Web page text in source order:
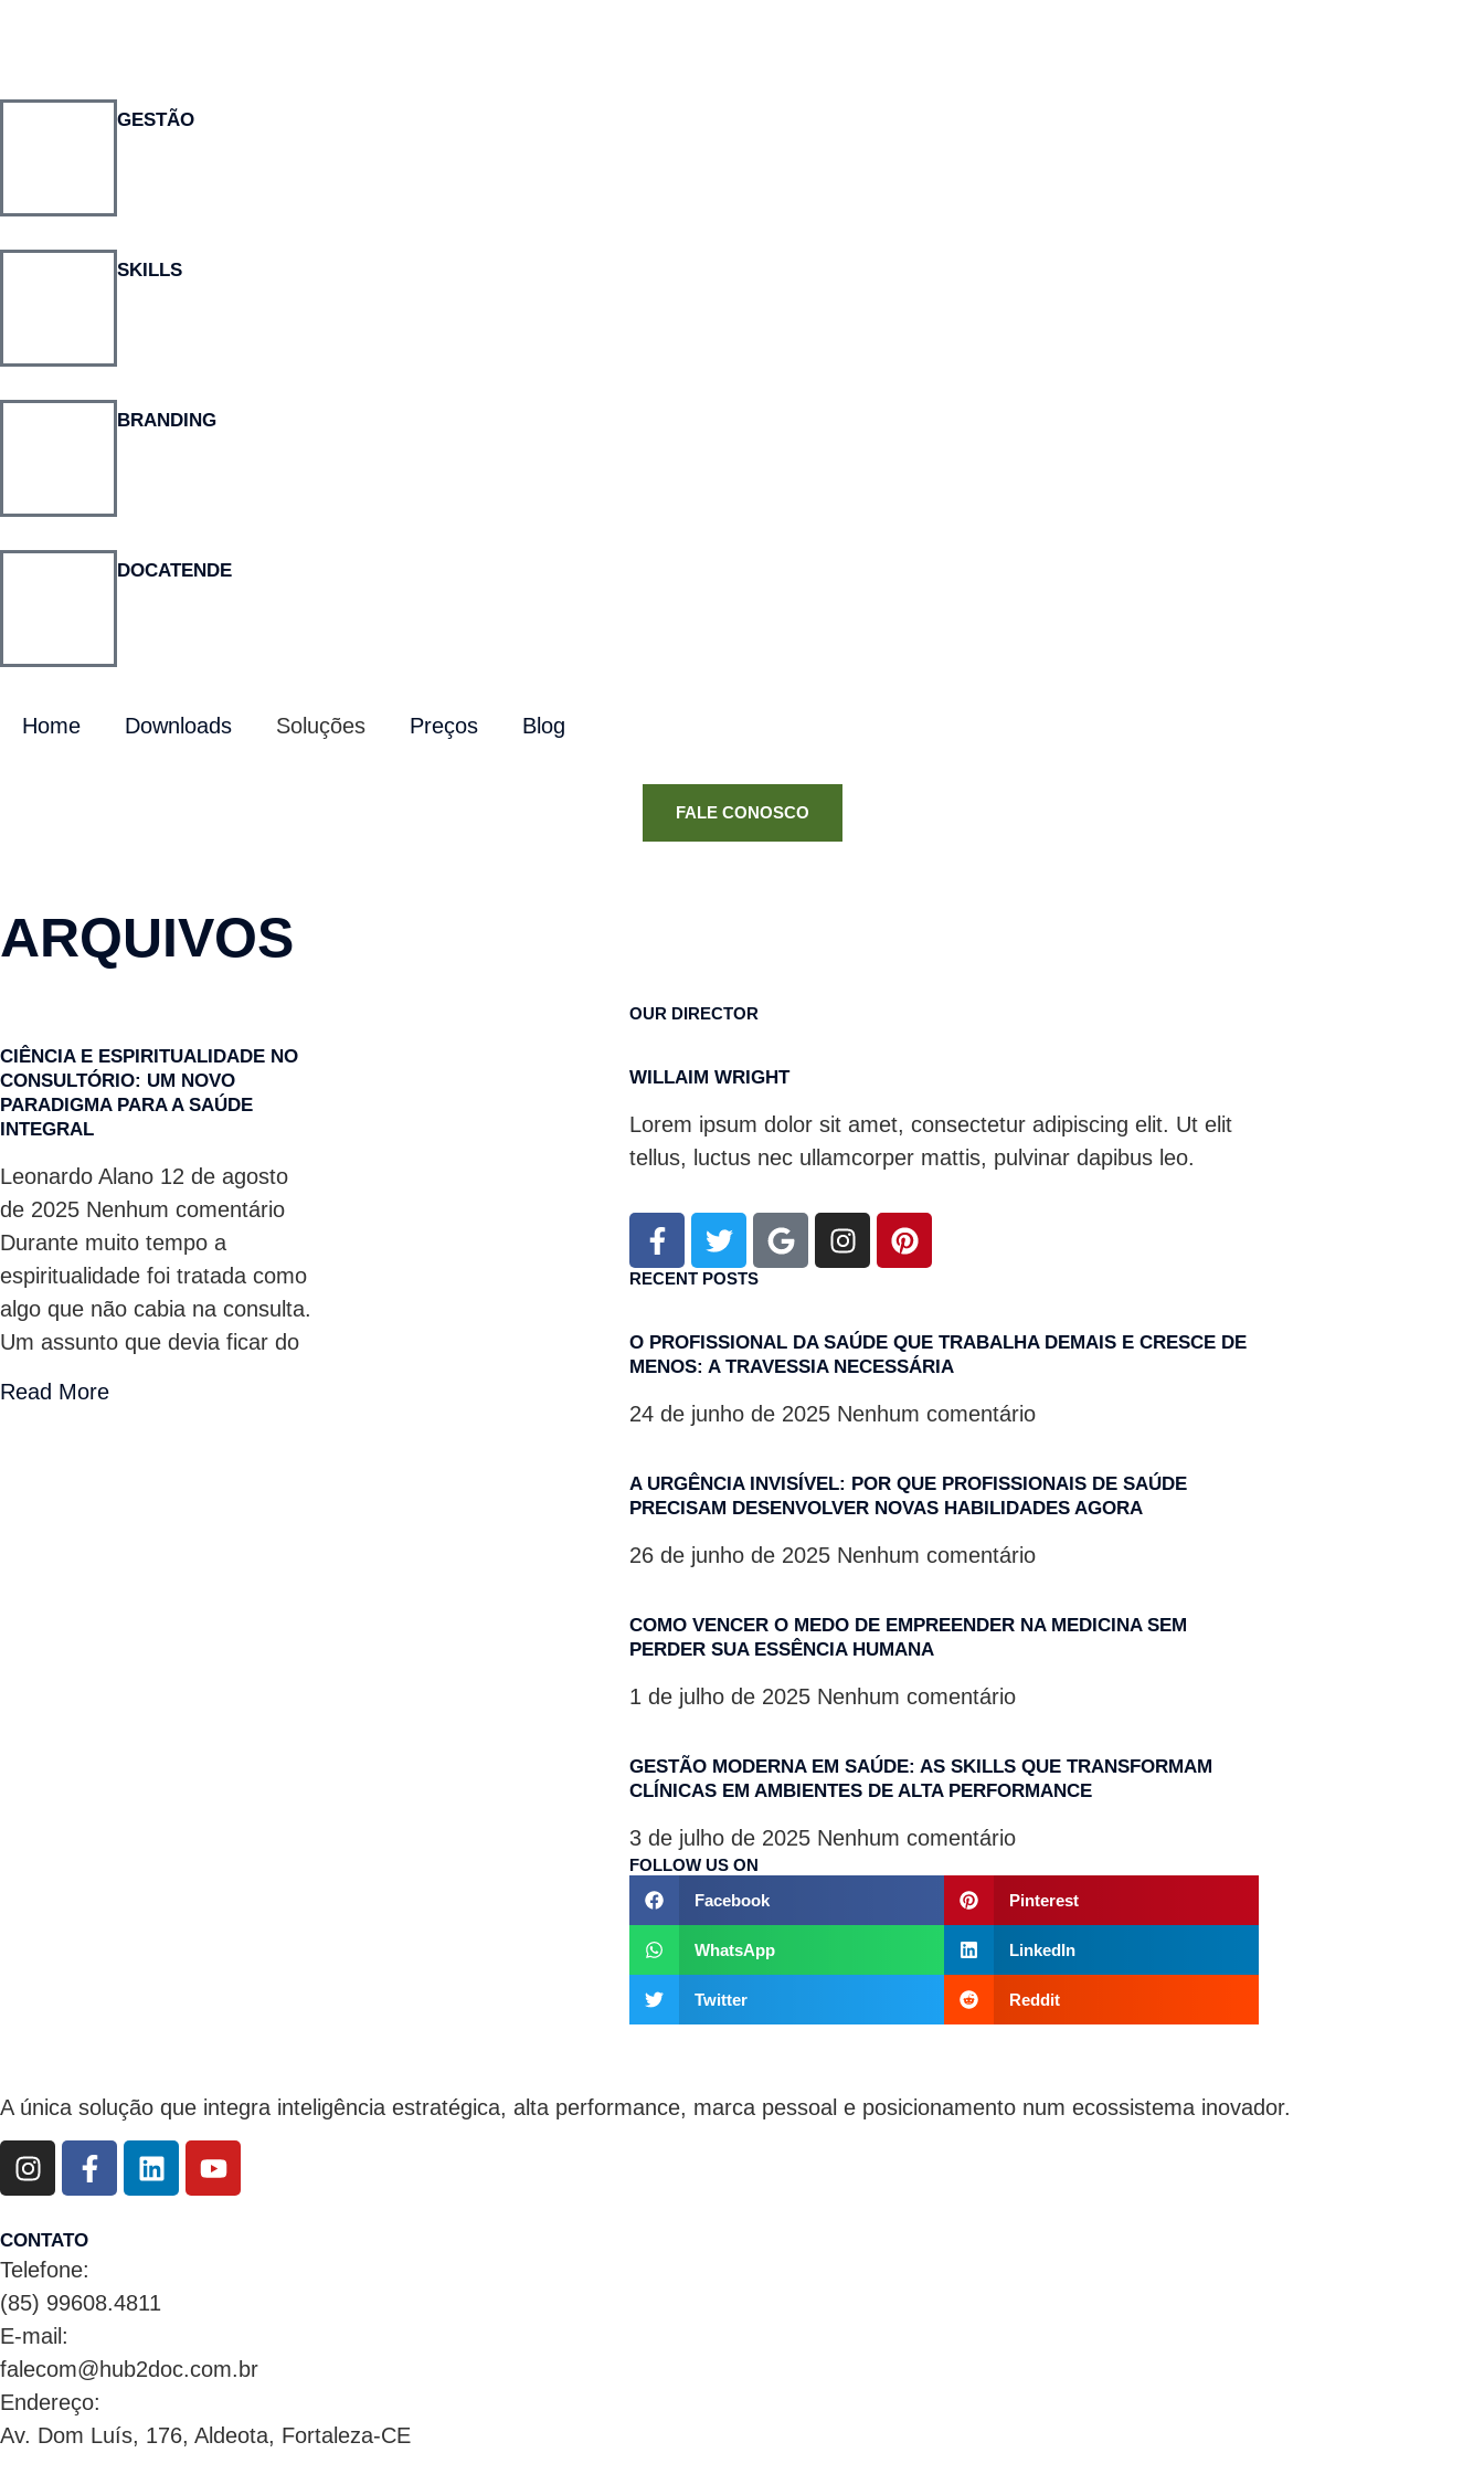
GESTÃO
SKILLS
BRANDING
DOCATENDE
Home Downloads Soluções Preços Blog
FALE CONOSCO
ARQUIVOS
CIÊNCIA E ESPIRITUALIDADE NO
CONSULTÓRIO: UM NOVO
PARADIGMA PARA A SAÚDE
INTEGRAL
Leonardo Alano 12 de agosto
de 2025 Nenhum comentário
Durante muito tempo a
espiritualidade foi tratada como
algo que não cabia na consulta.
Um assunto que devia ficar do
Read More
OUR DIRECTOR
WILLAIM WRIGHT
Lorem ipsum dolor sit amet, consectetur adipiscing elit. Ut elit
tellus, luctus nec ullamcorper mattis, pulvinar dapibus leo.
RECENT POSTS
O PROFISSIONAL DA SAÚDE QUE TRABALHA DEMAIS E CRESCE DE
MENOS: A TRAVESSIA NECESSÁRIA
24 de junho de 2025 Nenhum comentário
A URGÊNCIA INVISÍVEL: POR QUE PROFISSIONAIS DE SAÚDE
PRECISAM DESENVOLVER NOVAS HABILIDADES AGORA
26 de junho de 2025 Nenhum comentário
COMO VENCER O MEDO DE EMPREENDER NA MEDICINA SEM
PERDER SUA ESSÊNCIA HUMANA
1 de julho de 2025 Nenhum comentário
GESTÃO MODERNA EM SAÚDE: AS SKILLS QUE TRANSFORMAM
CLÍNICAS EM AMBIENTES DE ALTA PERFORMANCE
3 de julho de 2025 Nenhum comentário
FOLLOW US ON
Facebook
Pinterest
WhatsApp LinkedIn
Twitter Reddit
A única solução que integra inteligência estratégica, alta performance, marca pessoal e posicionamento num ecossistema inovador.
CONTATO
Telefone:
(85) 99608.4811
E-mail:
falecom@hub2doc.com.br
Endereço:
Av. Dom Luís, 176, Aldeota, Fortaleza-CE